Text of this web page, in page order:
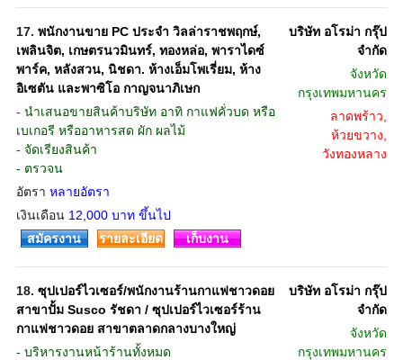
17. พนักงานขาย PC ประจำ วิลล่าราชพฤกษ์,
เพลินจิต, เกษตรนวมินทร์, ทองหล่อ, พาราไดซ์
พาร์ค, หลังสวน, นิชดา. ห้างเอ็มโพเรี่ยม, ห้าง
อิเซตัน และพาซิโอ กาญจนาภิเษก
- นำเสนอขายสินค้าบริษัท อาทิ กาแฟคั่วบด หรือ
เบเกอรี หรืออาหารสด ผัก ผลไม้
- จัดเรียงสินค้า
- ตรวจน
อัตรา หลายอัตรา
เงินเดือน 12,000 บาท ขึ้นไป
บริษัท อโรม่า กรุ๊ป
จํากัด
จังหวัด
กรุงเทพมหานคร
ลาดพร้าว,
ห้วยขวาง,
วังทองหลาง
สมัครงาน รายละเอียด เก็บงาน
18. ซุปเปอร์ไวเซอร์/พนักงานร้านกาแฟชาวดอย
สาขาปั้ม Susco รัชดา / ซุปเปอร์ไวเซอร์ร้าน
กาแฟชาวดอย สาขาตลาดกลางบางใหญ่
- บริหารงานหน้าร้านทั้งหมด
บริษัท อโรม่า กรุ๊ป
จํากัด
จังหวัด
กรุงเทพมหานคร